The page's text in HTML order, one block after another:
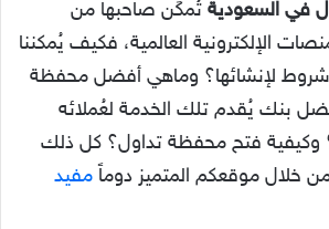
في السعودية تُمكِّن صاحبها من
الإلكترونية العالمية، فكيف يُمكننا
لإنشائها؟ وماهي أفضل محفظة
بنك يُقدم تلك الخدمة لعُملائه
أمان 100% وكيفية فتح محفظة تداول؟ كل ذلك
خلال موقعكم المتميز دوماً مفيد